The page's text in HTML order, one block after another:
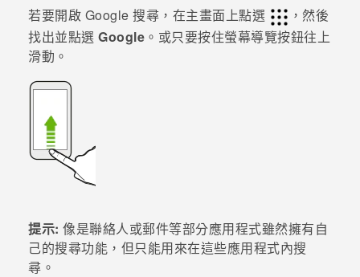
企業採購
銷售通路
支援服務
VIVELAND
登入
若要開啟 Google 搜尋 ，在主畫面上點選
，然後
找出並點選 Google 。或只要按住螢幕導覽按鈕往上
滑動。
提示: 像是聯絡人或郵件等部分應用程式雖然擁有自
己的搜尋功能，但只能用來在這些應用程式內搜
尋。